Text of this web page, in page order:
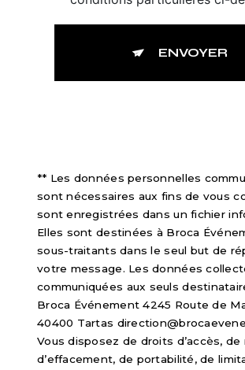
ENVOYER
** Les données personnelles
sont nécessaires aux fins de vous
sont enregistrées dans un fichier
Elles sont destinées à Broca
sous-traitants dans le seul but de
votre message. Les données
communiquées aux seuls
Broca Événement 4245 Route de
40400 Tartas
Vous disposez de droits d’accès,
d’effacement, de portabilité, de